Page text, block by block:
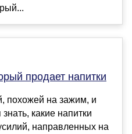
продает напитки
похожей на зажим, и
какие напитки
направленных на